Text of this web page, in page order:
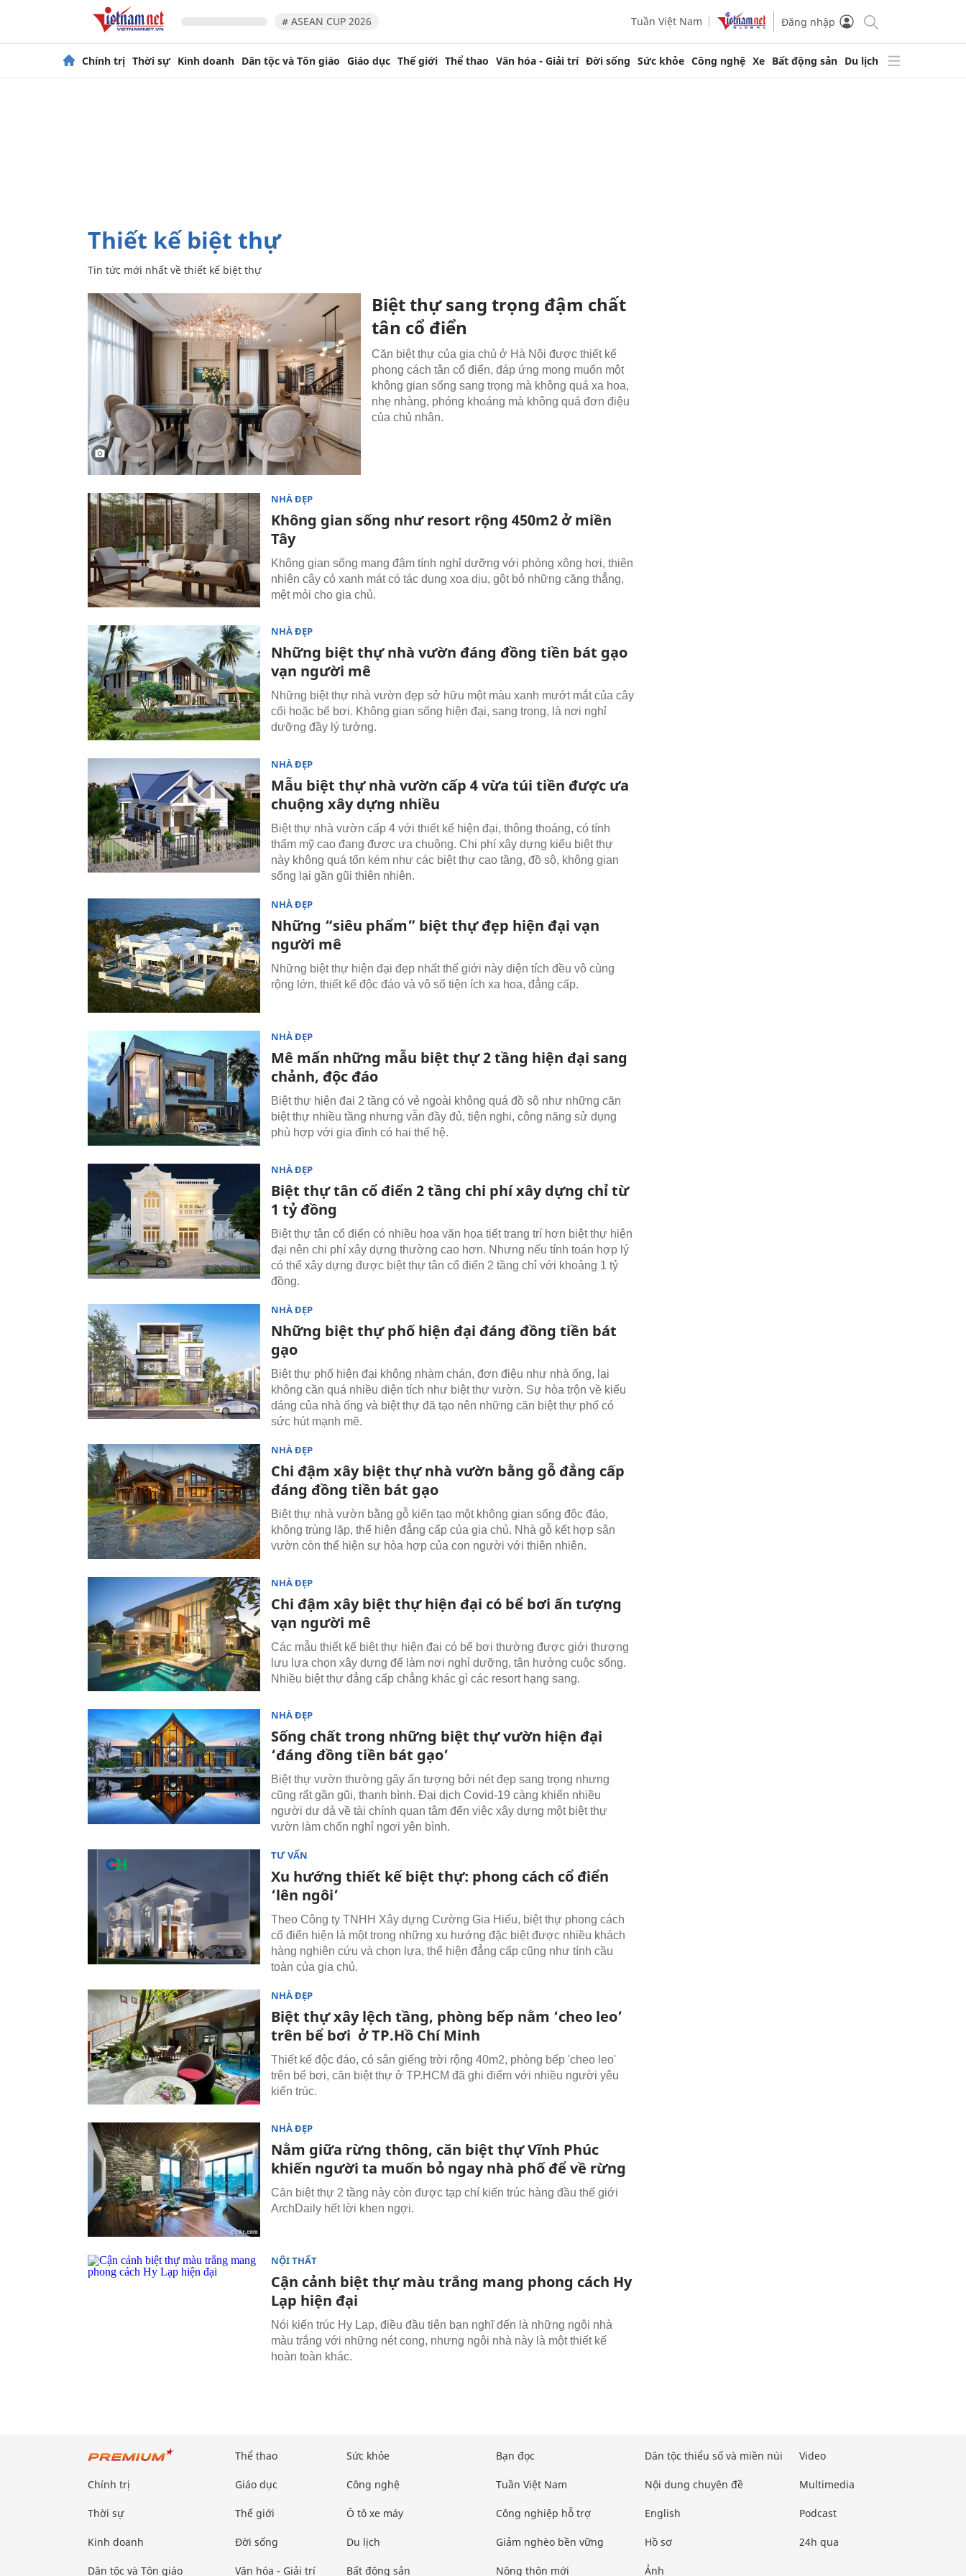
# ASEAN CUP 2026 Tuần Việt Nam Đăng nhập
Chính trị Thời sự Kinh doanh Dân tộc và Tôn giáo Giáo dục Thế giới Thể thao Văn hóa - Giải trí Đời sống Sức khỏe Công nghệ Xe Bất động sản Du lịch
thiết kế biệt thự
Tin tức mới nhất về thiết kế biệt thự
Biệt thự sang trọng đậm chất
tân cổ điển
Căn biệt thự của gia chủ ở Hà Nội được thiết kế
phong cách tân cổ điển, đáp ứng mong muốn một
không gian sống sang trọng mà không quá xa hoa,
nhẹ nhàng, phóng khoáng mà không quá đơn điệu
của chủ nhân.
NHÀ ĐẸP
Không gian sống như resort rộng 450m2 ở miền
Tây
Không gian sống mang đậm tính nghỉ dưỡng với phòng xông hơi, thiên
nhiên cây cỏ xanh mát có tác dụng xoa dịu, gột bỏ những căng thẳng,
mệt mỏi cho gia chủ.
NHÀ ĐẸP
Những biệt thự nhà vườn đáng đồng tiền bát gạo
vạn người mê
Những biệt thự nhà vườn đẹp sở hữu một màu xanh mướt mắt của cây
cối hoặc bể bơi. Không gian sống hiện đại, sang trọng, là nơi nghỉ
dưỡng đầy lý tưởng.
NHÀ ĐẸP
Mẫu biệt thự nhà vườn cấp 4 vừa túi tiền được ưa
chuộng xây dựng nhiều
Biệt thự nhà vườn cấp 4 với thiết kế hiện đại, thông thoáng, có tính
thẩm mỹ cao đang được ưa chuộng. Chi phí xây dựng kiểu biệt thự
này không quá tốn kém như các biệt thự cao tầng, đồ sộ, không gian
sống lại gần gũi thiên nhiên.
NHÀ ĐẸP
Những “siêu phẩm” biệt thự đẹp hiện đại vạn
người mê
Những biệt thự hiện đại đẹp nhất thế giới này diện tích đều vô cùng
rộng lớn, thiết kế độc đáo và vô số tiện ích xa hoa, đẳng cấp.
NHÀ ĐẸP
Mê mẩn những mẫu biệt thự 2 tầng hiện đại sang
chảnh, độc đáo
Biệt thự hiện đại 2 tầng có vẻ ngoài không quá đồ sộ như những căn
biệt thự nhiều tầng nhưng vẫn đầy đủ, tiện nghi, công năng sử dụng
phù hợp với gia đình có hai thế hệ.
NHÀ ĐẸP
Biệt thự tân cổ điển 2 tầng chi phí xây dựng chỉ từ
1 tỷ đồng
Biệt thự tân cổ điển có nhiều hoa văn họa tiết trang trí hơn biệt thự hiện
đại nên chi phí xây dựng thường cao hơn. Nhưng nếu tính toán hợp lý
có thể xây dựng được biệt thự tân cổ điển 2 tầng chỉ với khoảng 1 tỷ
đồng.
NHÀ ĐẸP
Những biệt thự phố hiện đại đáng đồng tiền bát
gạo
Biệt thự phố hiện đại không nhàm chán, đơn điệu như nhà ống, lại
không cần quá nhiều diện tích như biệt thự vườn. Sự hòa trộn về kiểu
dáng của nhà ống và biệt thự đã tạo nên những căn biệt thự phố có
sức hút mạnh mẽ.
NHÀ ĐẸP
Chi đậm xây biệt thự nhà vườn bằng gỗ đẳng cấp
đáng đồng tiền bát gạo
Biệt thự nhà vườn bằng gỗ kiến tạo một không gian sống độc đáo,
không trùng lặp, thể hiện đẳng cấp của gia chủ. Nhà gỗ kết hợp sân
vườn còn thể hiện sự hòa hợp của con người với thiên nhiên.
NHÀ ĐẸP
Chi đậm xây biệt thự hiện đại có bể bơi ấn tượng
vạn người mê
Các mẫu thiết kế biệt thự hiện đại có bể bơi thường được giới thượng
lưu lựa chọn xây dựng để làm nơi nghỉ dưỡng, tận hưởng cuộc sống.
Nhiều biệt thự đẳng cấp chẳng khác gì các resort hạng sang.
NHÀ ĐẸP
Sống chất trong những biệt thự vườn hiện đại
‘đáng đồng tiền bát gạo’
Biệt thự vườn thường gây ấn tượng bởi nét đẹp sang trọng nhưng
cũng rất gần gũi, thanh bình. Đại dịch Covid-19 càng khiến nhiều
người dư dả về tài chính quan tâm đến việc xây dựng một biệt thự
vườn làm chốn nghỉ ngơi yên bình.
TƯ VẤN
Xu hướng thiết kế biệt thự: phong cách cổ điển
‘lên ngôi’
Theo Công ty TNHH Xây dựng Cường Gia Hiếu, biệt thự phong cách
cổ điển hiện là một trong những xu hướng đặc biệt được nhiều khách
hàng nghiên cứu và chọn lựa, thể hiện đẳng cấp cũng như tính cầu
toàn của gia chủ.
NHÀ ĐẸP
Biệt thự xây lệch tầng, phòng bếp nằm ‘cheo leo’
trên bể bơi ở TP.Hồ Chí Minh
Thiết kế độc đáo, có sân giếng trời rộng 40m2, phòng bếp 'cheo leo'
trên bể bơi, căn biệt thự ở TP.HCM đã ghi điểm với nhiều người yêu
kiến trúc.
NHÀ ĐẸP
Nằm giữa rừng thông, căn biệt thự Vĩnh Phúc
khiến người ta muốn bỏ ngay nhà phố để về rừng
Căn biệt thự 2 tầng này còn được tạp chí kiến trúc hàng đầu thế giới
ArchDaily hết lời khen ngợi.
NỘI THẤT
Cận cảnh biệt thự màu trắng mang phong cách Hy
Lạp hiện đại
Nói kiến trúc Hy Lạp, điều đầu tiên bạn nghĩ đến là những ngôi nhà
màu trắng với những nét cong, nhưng ngôi nhà này là một thiết kế
hoàn toàn khác.
Chính trị
Thời sự
Kinh doanh
Dân tộc và Tôn giáo
Thể thao
Giáo dục
Thế giới
Đời sống
Văn hóa - Giải trí
Sức khỏe
Công nghệ
Ô tô xe máy
Du lịch
Bất động sản
Bạn đọc
Tuần Việt Nam
Công nghiệp hỗ trợ
Giảm nghèo bền vững
Nông thôn mới
Dân tộc thiểu số và miền núi
Nội dung chuyên đề
English
Hồ sơ
Ảnh
Video
Multimedia
Podcast
24h qua